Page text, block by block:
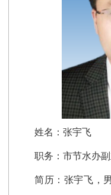
姓名：张宇飞
职务：市节水办
简历： 张宇飞，